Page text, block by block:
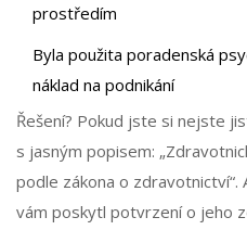
prostředím
Byla použita poradenská
náklad na podnikání
Řešení? Pokud jste si nejste
s jasným popisem:
podle zákona o
vám poskytl potvrzení o jeho